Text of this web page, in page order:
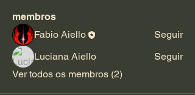
membros
Fabio Aiello
Seguir
Luciana Aiello
Seguir
Ver todos os membros (2)